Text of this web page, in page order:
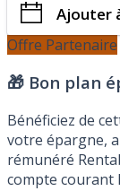
Ajouter
Offre Partenaire
🎁 Bon plan
Bénéficiez de
votre épargne,
rémunéré
compte courant